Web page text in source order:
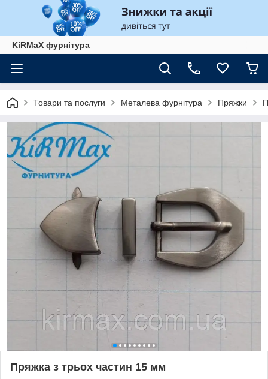
KiRMaХ фурнітура
Товари та послуги Металева фурнітура Пряжки
Пряжка з трьох частин 15 мм